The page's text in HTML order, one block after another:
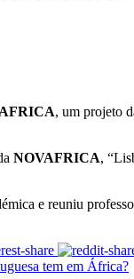
, um projeto
NOVAFRICA,
e reuniu
tem em África?